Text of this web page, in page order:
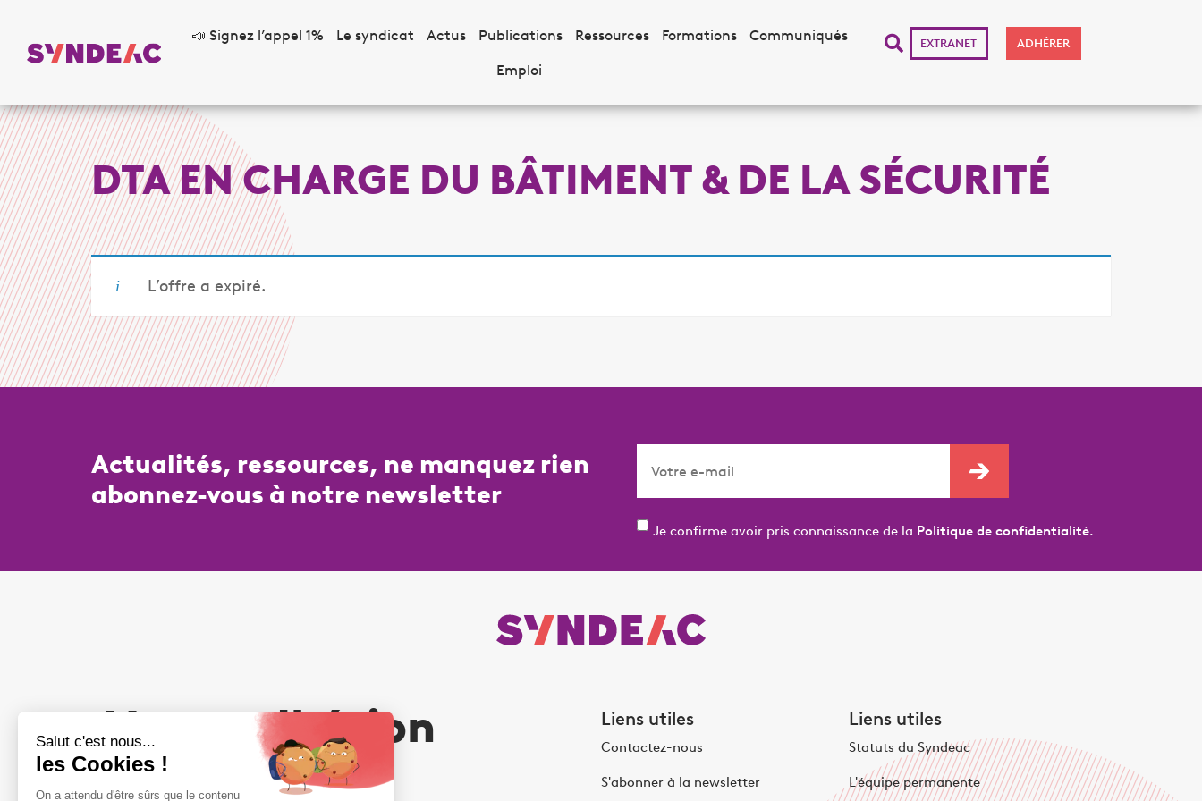
📣 Signez l’appel 1% Le syndicat Actus Publications Ressources Formations Communiqués
Emploi
EXTRANET ADHÉRER
DTA EN CHARGE DU BÂTIMENT & DE LA SÉCURITÉ
L’offre a expiré.
Actualités, ressources, ne manquez rien
abonnez-vous à notre newsletter
Je confirme avoir pris connaissance de la Politique de confidentialité.
Votre adhésion
compte
Liens utiles
Contactez-nous
S'abonner à la newsletter
Liens utiles
Statuts du Syndeac
L'équipe permanente